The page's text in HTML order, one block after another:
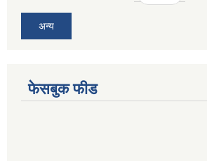
अन्य
फेसबुक फीड